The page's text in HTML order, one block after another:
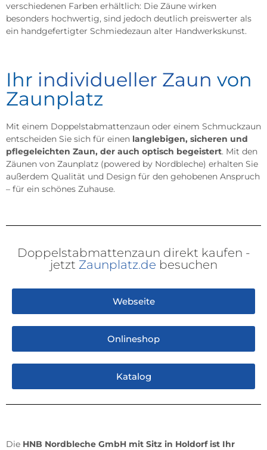
verschiedenen Farben erhältlich: Die Zäune wirken
besonders hochwertig, sind jedoch deutlich preiswerter als
ein handgefertigter Schmiedezaun alter Handwerkskunst.
Ihr individueller Zaun von
Zaunplatz
Mit einem Doppelstabmattenzaun oder einem Schmuckzaun
entscheiden Sie sich für einen langlebigen, sicheren und
pflegeleichten Zaun, der auch optisch begeistert. Mit den
Zäunen von Zaunplatz (powered by Nordbleche) erhalten Sie
außerdem Qualität und Design für den gehobenen Anspruch
– für ein schönes Zuhause.
Doppelstabmattenzaun direkt kaufen -
jetzt Zaunplatz.de besuchen
Webseite
Onlineshop
Katalog
Die HNB Nordbleche GmbH mit Sitz in Holdorf ist Ihr